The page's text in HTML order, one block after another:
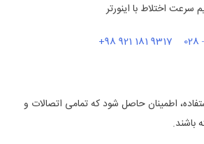
سرعت اختلاط با اینورتر
9317 181 921 98+
اطمینان حاصل شود که تمامی اتصالات و
باشند.